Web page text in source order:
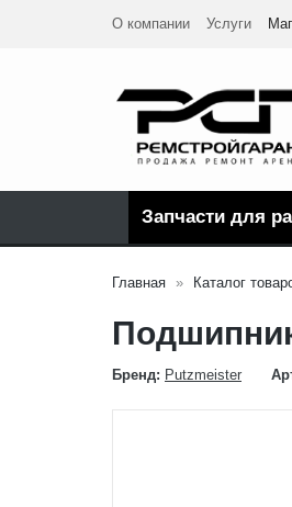
О компании Услуги
Запчасти для
Главная Каталог
Бренд: Putzmeister